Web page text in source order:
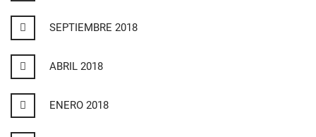
SEPTIEMBRE 2018
ABRIL 2018
ENERO 2018